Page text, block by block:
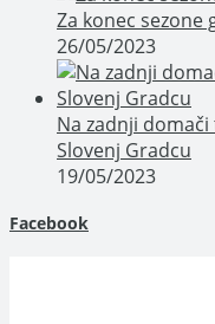
Za konec sezone
26/05/2023
Na zadnji
Slovenj Gradcu
19/05/2023
Facebook